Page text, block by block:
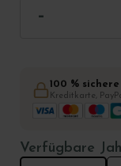
100 %
Kreditkarte,
Verfügbare